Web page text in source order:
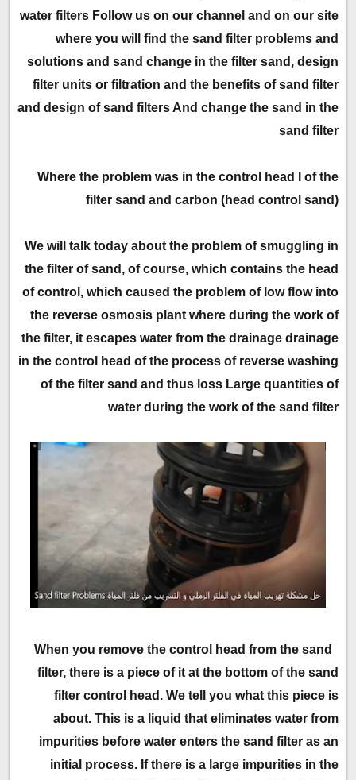
water filters Follow us on our channel and on our site
where you will find the sand filter problems and
solutions and sand change in the filter sand, design
filter units or filtration and the benefits of sand filter
and design of sand filters And change the sand in the
sand filter
Where the problem was in the control head I of the
filter sand and carbon (head control sand)
We will talk today about the problem of smuggling in
the filter of sand, of course, which contains the head
of control, which caused the problem of low flow into
the reverse osmosis plant where during the work of
the filter, it escapes water from the drainage drainage
in the control head of the process of reverse washing
of the filter sand and thus loss Large quantities of
water during the work of the sand filter
When you remove the control head from the sand
filter, there is a piece of it at the bottom of the sand
filter control head. We tell you what this piece is
about. This is a liquid that eliminates water from
impurities before water enters the sand filter as an
initial process. If there is a large impurities in the